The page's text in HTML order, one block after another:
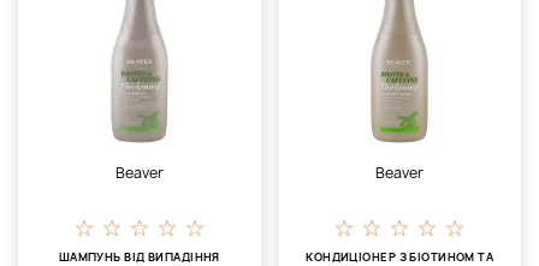
Beaver
ШАМПУНЬ ВІД ВИПАДІННЯ
Beaver
КОНДИЦІОНЕР З БІОТИНОМ ТА